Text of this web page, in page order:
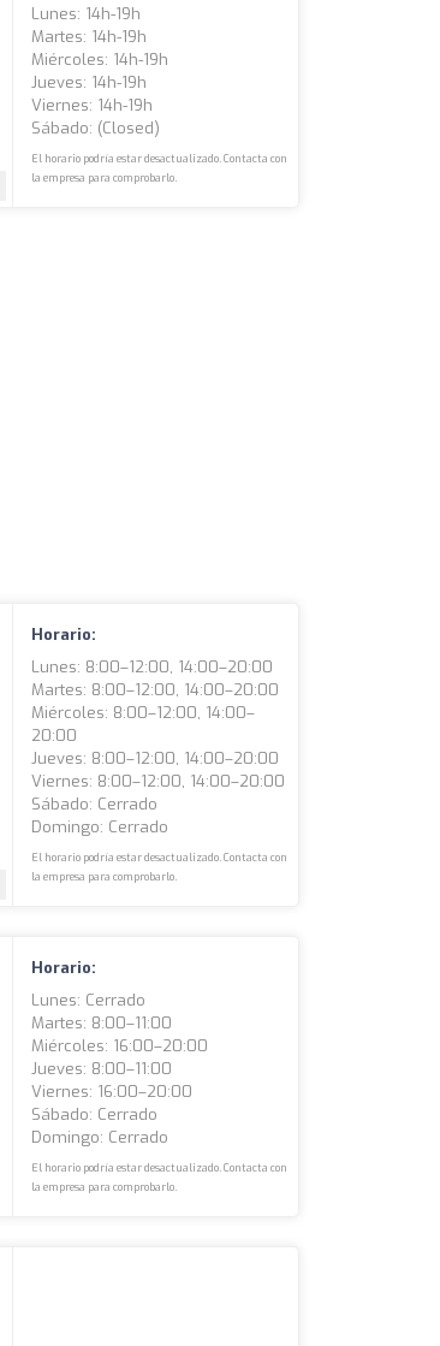
Lunes: 14h-19h
Martes: 14h-19h
Miércoles: 14h-19h
Jueves: 14h-19h
Viernes: 14h-19h
Sábado: (closed)
El horario podría estar desactualizado. Contacta con
la empresa para comprobarlo.
Horario:
Lunes: 8:00–12:00, 14:00–20:00
Martes: 8:00–12:00, 14:00–20:00
Miércoles: 8:00–12:00, 14:00–
20:00
Jueves: 8:00–12:00, 14:00–20:00
Viernes: 8:00–12:00, 14:00–20:00
Sábado: Cerrado
Domingo: Cerrado
El horario podría estar desactualizado. Contacta con
la empresa para comprobarlo.
Horario:
Lunes: Cerrado
Martes: 8:00–11:00
Miércoles: 16:00–20:00
Jueves: 8:00–11:00
Viernes: 16:00–20:00
Sábado: Cerrado
Domingo: Cerrado
El horario podría estar desactualizado. Contacta con
la empresa para comprobarlo.